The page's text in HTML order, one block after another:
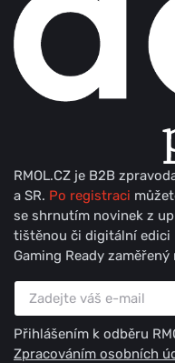
RMOL.CZ je B2B
a SR. Po registraci
se shrnutím novinek z
tištěnou či digitální edici
Gaming Ready
Přihlášením k odběru
Zpracováním osobních